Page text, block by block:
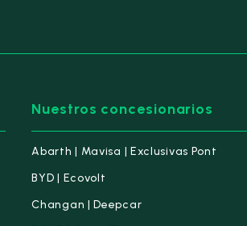
Nuestros concesionarios
Abarth | Mavisa | Exclusivas Pont
BYD | Ecovolt
Changan | Deepcar